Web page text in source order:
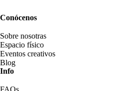
Conócenos
Sobre nosotras
Espacio físico
Eventos creativos
Blog
Info
FAQs